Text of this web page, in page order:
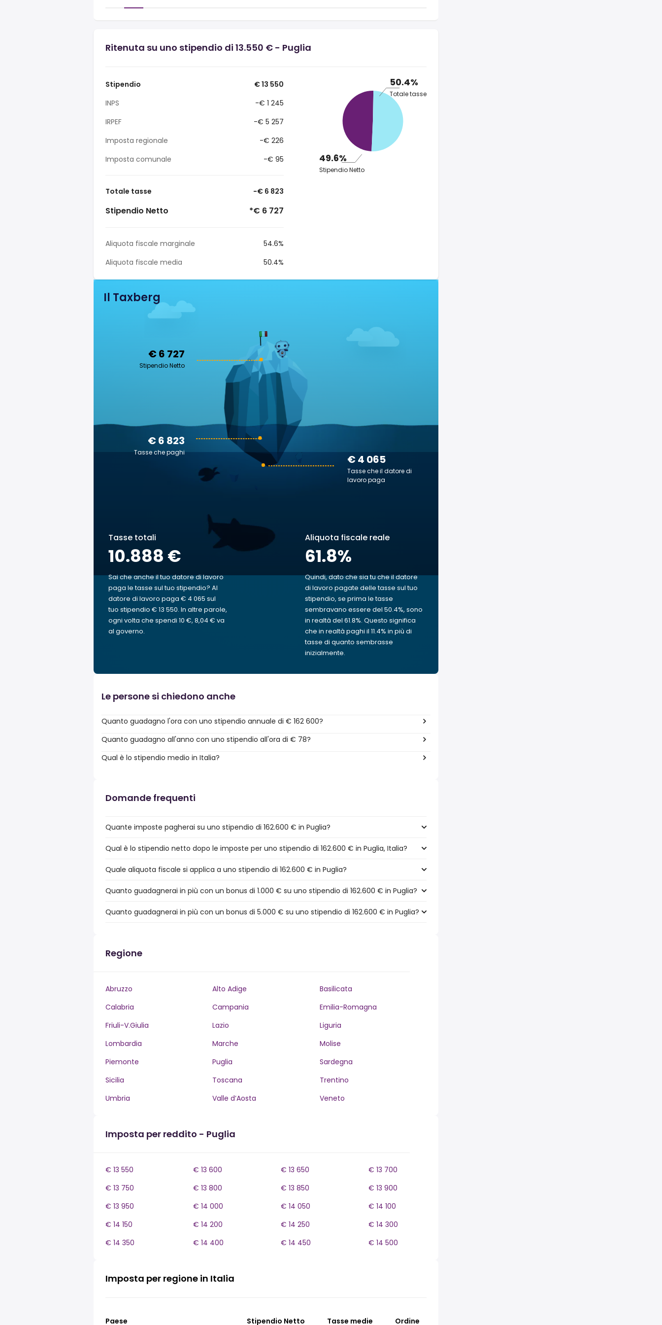
Ritenuta su uno stipendio di 13.550 € - Puglia
Stipendio
€ 13 550
INPS
-€ 1 245
IRPEF
-€ 5 257
Imposta regionale
-€ 226
Imposta comunale
-€ 95
Totale tasse -€ 6 823
Stipendio Netto *€ 6 727
Aliquota fiscale marginale
54.6%
Aliquota fiscale media
50.4%
50.4%
Totale tasse
49.6%
Stipendio Netto
Il Taxberg
€ 6 727
Stipendio Netto
€ 4 065
Tasse che il datore di
lavoro paga
€ 6 823
Tasse che paghi
Tasse totali
10.888 €
Sai che anche il tuo datore di lavoro
paga le tasse sul tuo stipendio? Al
datore di lavoro paga € 4 065 sul
tuo stipendio € 13 550. In altre parole,
ogni volta che spendi 10 €, 8,04 € va
al governo.
Aliquota fiscale reale
61.8%
Quindi, dato che sia tu che il datore
di lavoro pagate delle tasse sul tuo
stipendio, se prima le tasse
sembravano essere del 50.4%, sono
in realtà del 61.8%. Questo significa
che in realtà paghi il 11.4% in più di
tasse di quanto sembrasse
inizialmente.
Le persone si chiedono anche
Quanto guadagno l'ora con uno stipendio annuale di € 162 600?
Quanto guadagno all'anno con uno stipendio all'ora di € 78?
Qual è lo stipendio medio in Italia?
Domande frequenti
Quante imposte pagherai su uno stipendio di 162.600 € in Puglia?
Qual è lo stipendio netto dopo le imposte per uno stipendio di 162.600 € in Puglia, Italia?
Quale aliquota fiscale si applica a uno stipendio di 162.600 € in Puglia?
Quanto guadagnerai in più con un bonus di 1.000 € su uno stipendio di 162.600 € in Puglia?
Quanto guadagnerai in più con un bonus di 5.000 € su uno stipendio di 162.600 € in Puglia?
Regione
Abruzzo Alto Adige
Basilicata
Calabria
Campania
Emilia-Romagna
Friuli-V.Giulia
Lazio
Liguria
Lombardia
Marche
Molise
Piemonte
Puglia
Sardegna
Sicilia
Toscana
Trentino
Umbria
Valle d’Aosta Veneto
Imposta per reddito - Puglia
€ 13 550 € 13 600 € 13 650
€ 13 700
€ 13 750
€ 13 800 € 13 850
€ 13 900
€ 13 950
€ 14 000 € 14 050
€ 14 100
€ 14 150
€ 14 200 € 14 250
€ 14 300
€ 14 350
€ 14 400 € 14 450 € 14 500
Imposta per regione in Italia
Paese Stipendio Netto Tasse medie Ordine